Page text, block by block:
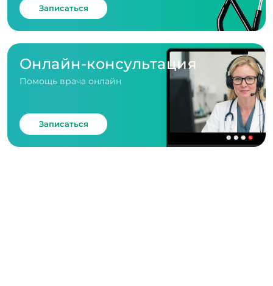
Записаться
Онлайн-консультация
Помощь врача онлайн
Записаться